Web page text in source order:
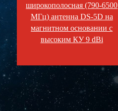
широкополосная (790-6500
МГц) антенна DS-5D на
магнитном основании с
высоким КУ 9 dBi